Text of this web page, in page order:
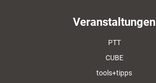
Veranstaltungen
PTT
CUBE
tools+tipps